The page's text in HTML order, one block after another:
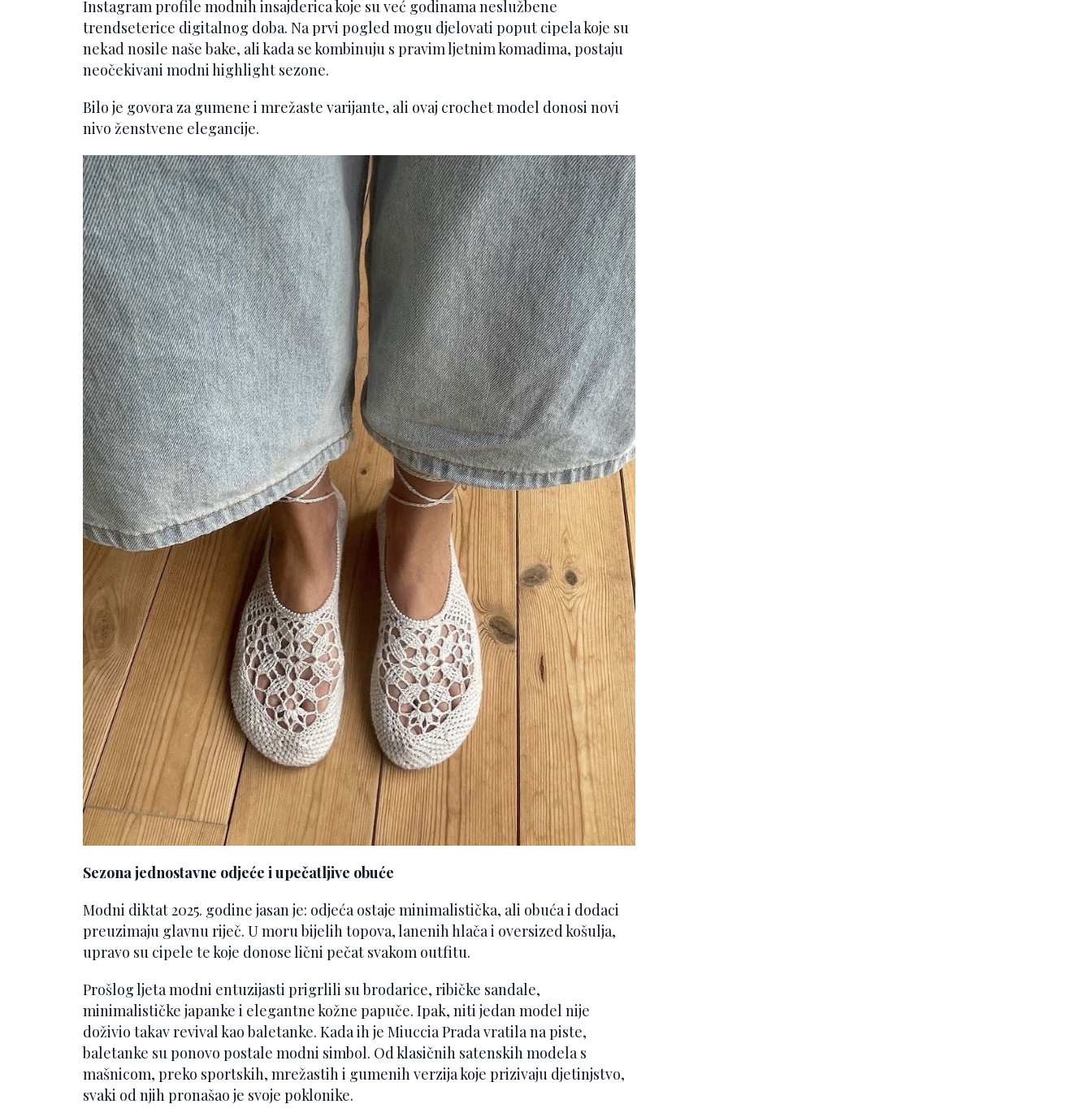
Instagram profile modnih insajderica koje su već godinama neslužbene
trendseterice digitalnog doba. Na prvi pogled mogu djelovati poput cipela koje su
nekad nosile naše bake, ali kada se kombinuju s pravim ljetnim komadima, postaju
neočekivani modni highlight sezone.
Bilo je govora za gumene i mrežaste varijante, ali ovaj crochet model donosi novi
nivo ženstvene elegancije.
Sezona jednostavne odjeće i upečatljive obuće
Modni diktat 2025. godine jasan je: odjeća ostaje minimalistička, ali obuća i dodaci
preuzimaju glavnu riječ. U moru bijelih topova, lanenih hlača i oversized košulja,
upravo su cipele te koje donose lični pečat svakom outfitu.
Prošlog ljeta modni entuzijasti prigrlili su brodarice, ribičke sandale,
minimalističke japanke i elegantne kožne papuče. Ipak, niti jedan model nije
doživio takav revival kao baletanke. Kada ih je Miuccia Prada vratila na piste,
baletanke su ponovo postale modni simbol. Od klasičnih satenskih modela s
mašnicom, preko sportskih, mrežastih i gumenih verzija koje prizivaju djetinjstvo,
svaki od njih pronašao je svoje poklonike.